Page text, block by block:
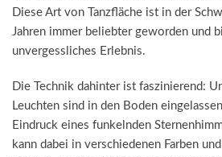
Diese Art von Tanzfläche ist in der
Jahren immer beliebter geworden und
unvergessliches Erlebnis.
Die Technik dahinter ist faszinierend:
Leuchten sind in den Boden
Eindruck eines funkelnden
kann dabei in verschiedenen Farben